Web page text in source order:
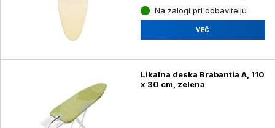
Na zalogi pri dobavitelju
VEČ
Likalna deska Brabantia A, 110
x 30 cm, zelena